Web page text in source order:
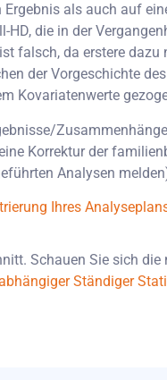
als auch auf
die in der
falsch, da erstere
der Vorgeschichte
Kovariatenwerte
Korrektur der
Analysen
Ihres
Schauen Sie sich die
Ständiger